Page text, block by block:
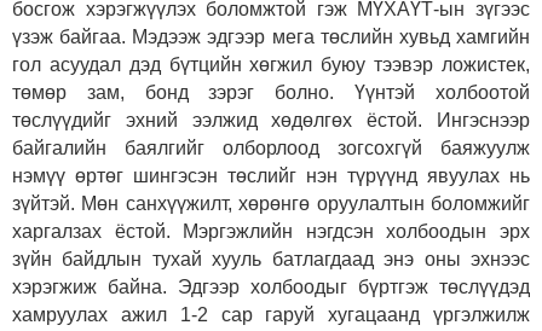
босгож хэрэгжүүлэх боломжтой гэж МҮХАҮТ-ын зүгээс
үзэж байгаа. Мэдээж эдгээр мега төслийн хувьд хамгийн
гол асуудал дэд бүтцийн хөгжил буюу тээвэр ложистек,
төмөр зам, бонд зэрэг болно. Үүнтэй холбоотой
төслүүдийг эхний ээлжид хөдөлгөх ёстой. Ингэснээр
байгалийн баялгийг олборлоод зогсохгүй баяжуулж
нэмүү өртөг шингэсэн төслийг нэн түрүүнд явуулах нь
зүйтэй. Мөн санхүүжилт, хөрөнгө оруулалтын боломжийг
харгалзах ёстой. Мэргэжлийн нэгдсэн холбоодын эрх
зүйн байдлын тухай хууль батлагдаад энэ оны эхнээс
хэрэгжиж байна. Эдгээр холбоодыг бүртгэж төслүүдэд
хамруулах ажил 1-2 сар гаруй хугацаанд үргэлжилж